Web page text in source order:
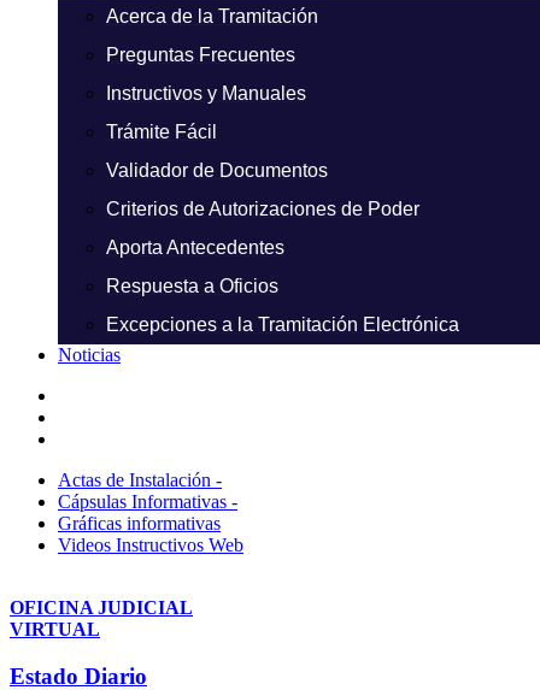
Acerca de la Tramitación
Preguntas Frecuentes
Instructivos y Manuales
Trámite Fácil
Validador de Documentos
Criterios de Autorizaciones de Poder
Aporta Antecedentes
Respuesta a Oficios
Excepciones a la Tramitación Electrónica
Noticias
Actas de Instalación -
Cápsulas Informativas -
Gráficas informativas
Videos Instructivos Web
OFICINA JUDICIAL
VIRTUAL
Estado Diario